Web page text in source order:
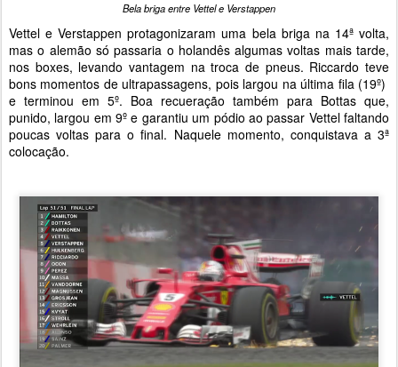
Bela briga entre Vettel e Verstappen
Vettel e Verstappen protagonizaram uma bela briga na 14ª volta,
mas o alemão só passaria o holandês algumas voltas mais tarde,
nos boxes, levando vantagem na troca de pneus. Riccardo teve
bons momentos de ultrapassagens, pois largou na última fila (19º)
e terminou em 5º. Boa recueração também para Bottas que,
punido, largou em 9º e garantiu um pódio ao passar Vettel faltando
poucas voltas para o final. Naquele momento, conquistava a 3ª
colocação.